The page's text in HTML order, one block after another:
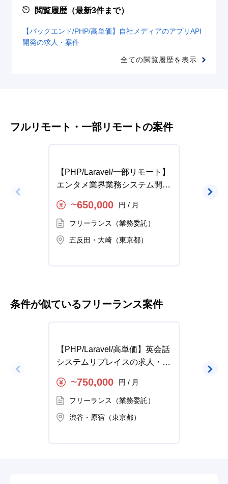
閲覧履歴（最新3件まで）
【バックエンド/PHP/高単価】自社メディアのアプリAPI
開発の求人・案件
全ての閲覧履歴を表示
フルリモート・一部リモートの案件
【PHP/Laravel/一部リモート】
エンタメ業界業務システム開発
〜650,000 円 / 月
フリーランス（業務委託）
五反田・大崎（東京都）
求人
条件が似ているフリーランス案件
【PHP/Laravel/高単価】英会話
システムリプレイスの求人・案
〜750,000 円 / 月
フリーランス（業務委託）
渋谷・原宿（東京都）
エン